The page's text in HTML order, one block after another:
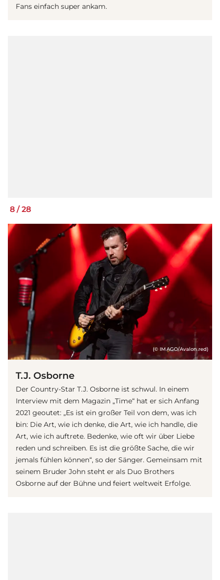
Fans einfach super ankam.
8 /28
(© IMAGO/Avalon.red)
T.J. Osborne
Der Country-Star T.J. Osborne ist schwul. In einem
Interview mit dem Magazin „Time“ hat er sich Anfang
2021 geoutet: „Es ist ein großer Teil von dem, was ich
bin: Die Art, wie ich denke, die Art, wie ich handle, die
Art, wie ich auftrete. Bedenke, wie oft wir über Liebe
reden und schreiben. Es ist die größte Sache, die wir
jemals fühlen können“, so der Sänger. Gemeinsam mit
seinem Bruder John steht er als Duo Brothers
Osborne auf der Bühne und feiert weltweit Erfolge.